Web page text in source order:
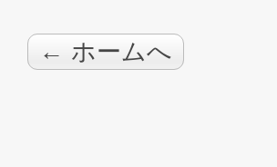
← ホームへ